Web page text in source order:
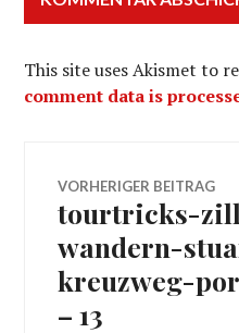
This site uses Akismet to
comment data is
VORHERIGER BEITRAG
Vorheriger
Beitrag:
tourtricks-
wandern-
kreuzweg-
– 13